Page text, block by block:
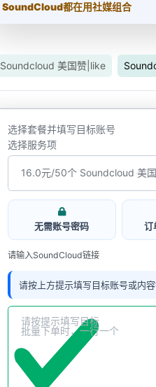
SoundCloud都在用社媒组合
Soundcloud 美国赞|like
选择套餐并填写目标账号
选择服务项
无需账号密码 订
请输入SoundCloud链接
请按上方提示填写目标账号或内